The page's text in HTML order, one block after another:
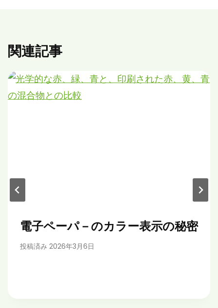
関連記事
電子ペーパ－のカラー表示の秘密
投稿済み 2026年3月6日